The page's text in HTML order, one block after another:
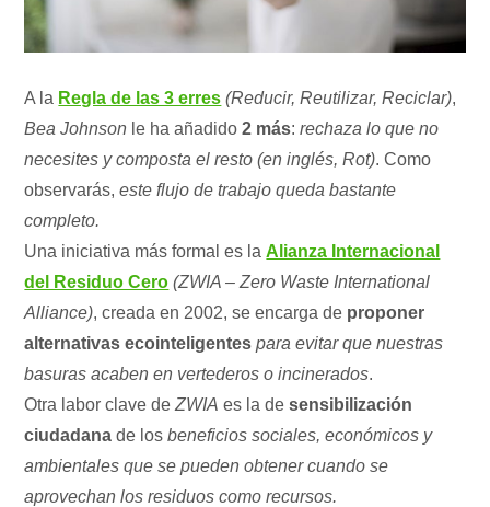
A la Regla de las 3 erres (Reducir, Reutilizar, Reciclar),
Bea Johnson le ha añadido2 más:rechaza lo que no
necesites y composta el resto (en inglés, Rot). Como
observarás, este flujo de trabajo queda bastante
completo.
Una iniciativa más formal es laAlianza Internacional
del Residuo Cero (ZWIA – Zero Waste International
Alliance), creada en 2002, se encarga de proponer
alternativas ecointeligentes para evitar que nuestras
basuras acaben en vertederos o incinerados.
Otra labor clave de ZWIA es la desensibilización
ciudadana de losbeneficios sociales, económicos y
ambientales que se pueden obtener cuando se
aprovechan los residuos como recursos.